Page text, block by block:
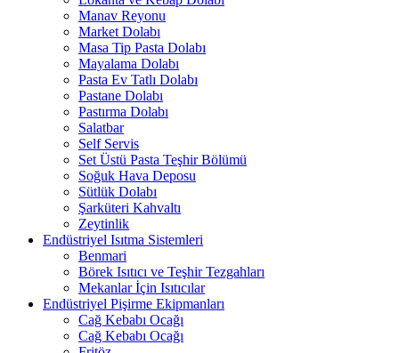
Manav Reyonu
Market Dolabı
Masa Tip Pasta Dolabı
Mayalama Dolabı
Pasta Ev Tatlı Dolabı
Pastane Dolabı
Pastırma Dolabı
Salatbar
Self Servis
Set Üstü Pasta Teşhir Bölümü
Soğuk Hava Deposu
Sütlük Dolabı
Şarküteri Kahvaltı
Zeytinlik
Endüstriyel Isıtma Sistemleri
Benmari
Börek Isıtıcı ve Teşhir Tezgahları
Mekanlar İçin Isıtıcılar
Endüstriyel Pişirme Ekipmanları
Cağ Kebabı Ocağı
Cağ Kebabı Ocağı